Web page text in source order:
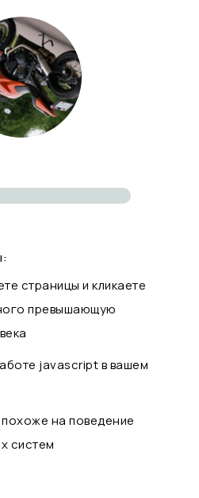
страницы и кликаете
превышающую
javascript в вашем
на поведение
систем